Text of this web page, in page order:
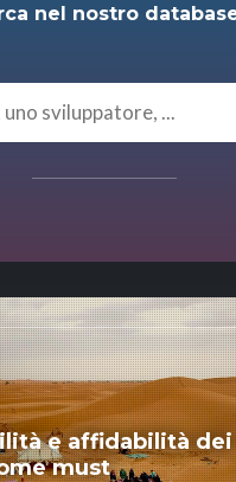
nel nostro
e affidabilità dei
must